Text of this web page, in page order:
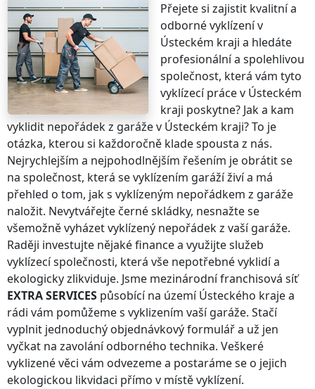
Přejete si zajistit kvalitní a
odborné vyklízenív
Ústeckém kraji a hledáte
profesionální a spolehlivou
společnost, která vám tyto
vyklízecí prácev Ústeckém
kraji poskytne? Jak a kam
vyklidit nepořádek z garážev Ústeckém kraji? To je
otázka, kterou si každoročně klade spousta z nás.
Nejrychlejším a nejpohodlnějším řešením je obrátit se
na společnost, která se vyklízením garáží živí a má
přehled o tom, jak s vyklízeným nepořádkem z garáže
naložit. Nevytvářejte černé skládky, nesnažte se
všemožně vyházet vyklízený nepořádek z vaší garáže.
Raději investujte nějaké finance a využijte služeb
vyklízecí společnosti, která vše nepotřebné vyklidí a
ekologicky zlikviduje. Jsme mezinárodní franchisová síť
EXTRA SERVICES působící na územíÚsteckého krajea
rádi vám pomůžeme s vyklizením vaší garáže. Stačí
vyplnit jednoduchý objednávkový formulář a už jen
vyčkat na zavolání odborného technika. Veškeré
vyklizené věci vám odvezeme a postaráme se o jejich
ekologickou likvidaci přímo v místě vyklízení.